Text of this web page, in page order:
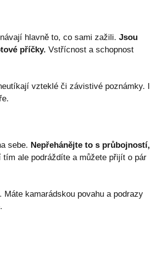
hlavně to, co sami zažili. Jsou
příčky. Vstřícnost a schopnost
vzteklé či závistivé poznámky. I
sebe. Nepřehánějte to s průbojností,
tím ale podráždíte a můžete přijít o pár
kamarádskou povahu a podrazy